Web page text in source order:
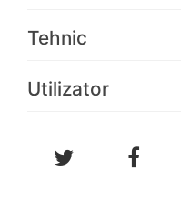
Tehnic
Utilizator